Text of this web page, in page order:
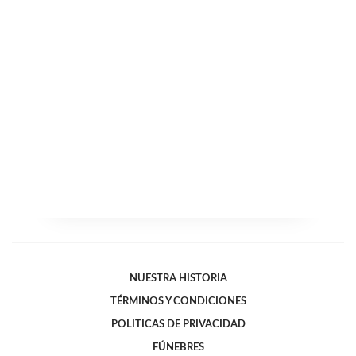
NUESTRA HISTORIA
TÉRMINOS Y CONDICIONES
POLITICAS DE PRIVACIDAD
FÚNEBRES